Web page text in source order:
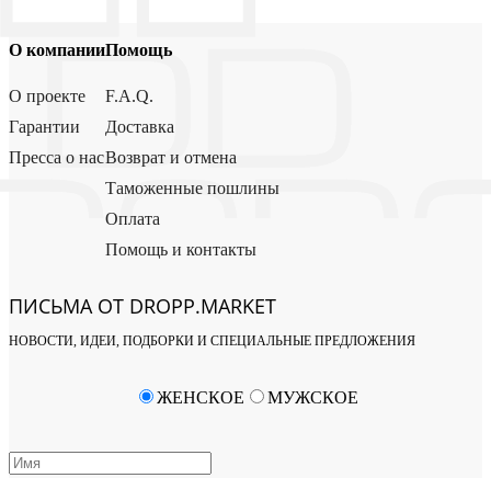
О компании
О проекте
Гарантии
Пресса о нас
Помощь
F.A.Q.
Доставка
Возврат и отмена
Таможенные пошлины
Оплата
Помощь и контакты
ПИСЬМА ОТ DROPP.MARKET
НОВОСТИ, ИДЕИ, ПОДБОРКИ И СПЕЦИАЛЬНЫЕ ПРЕДЛОЖЕНИЯ
ЖЕНСКОЕ МУЖСКОЕ